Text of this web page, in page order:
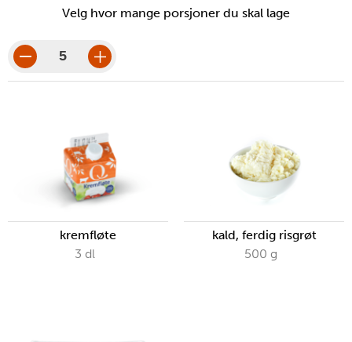
Velg hvor mange porsjoner du skal lage
porsjoner
kremfløte
3 dl
kald, ferdig risgrøt
500 g